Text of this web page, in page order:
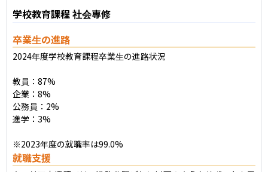
学校教育課程 社会専修
卒業生の進路
2024年度学校教育課程卒業生の進路状況
教員：87%
企業：8%
公務員：2%
進学：3%
※2023年度の就職率は99.0%
就職支援